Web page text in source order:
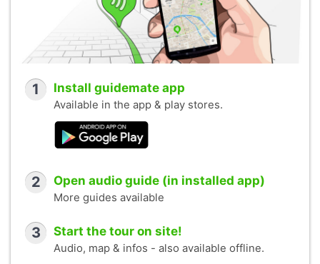
1 Install guidemate app
Available in the app & play stores.
2 Open audio guide (in installed app)
More guides available
3 Start the tour on site!
Audio, map & infos - also available offline.